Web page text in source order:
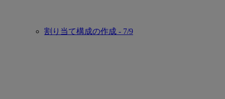
割り当て構成の作成 - 7/9